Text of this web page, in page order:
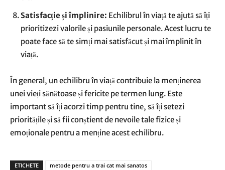
Satisfacție și împlinire: Echilibrul în viață te ajută să îți
prioritizezi valorile și pasiunile personale. Acest lucru te
poate face să te simți mai satisfăcut și mai împlinit în
viață.
În general, un echilibru în viață contribuie la menținerea
unei vieți sănătoase și fericite pe termen lung. Este
important să îți acorzi timp pentru tine, să îți setezi
prioritățile și să fii conștient de nevoile tale fizice și
emoționale pentru a menține acest echilibru.
ETICHETE metode pentru a trai cat mai sanatos